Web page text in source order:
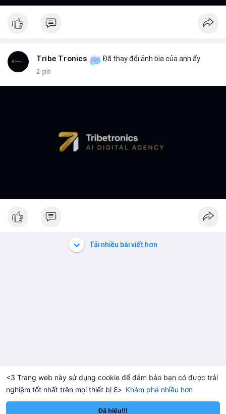
<3 Trang web này sử dụng cookie để đảm bảo bạn có được trải
nghiệm tốt nhất trên mọi thiết bị ℇ> Khám phá nhiều hơn
Đã hiểu!!!
Solana SOL $73.90 +0.52% BNB BNB $592.46
Tribe Tronics Đã thay đổi ảnh bìa của anh ấy
2 giờ
Tải nhiều bài viết hơn